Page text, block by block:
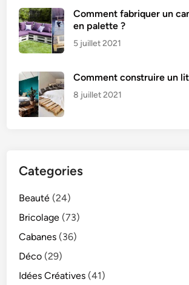
Comment fabriquer un
en palette ?
5 juillet 2021
Comment construire un
8 juillet 2021
Categories
Beauté (24)
Bricolage (73)
Cabanes (36)
Déco (29)
Idées Créatives (41)